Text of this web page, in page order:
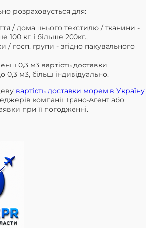
розраховується для:
/ домашнього текстилю / тканини -
100 кг. і більше 200кг.,
/ госп. групи - згідно пакувального
0,3 м3 вартість доставки
0,3 м3, більш індивідуально.
вартість доставки морем в Україну
компанії Транс-Агент або
при її погодженні.